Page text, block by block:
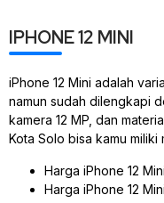
IPHONE 12 MINI
iPhone 12 Mini adalah
namun sudah dilengkapi
kamera 12 MP, dan
Kota Solo bisa kamu miliki
Harga iPhone 12
Harga iPhone 12